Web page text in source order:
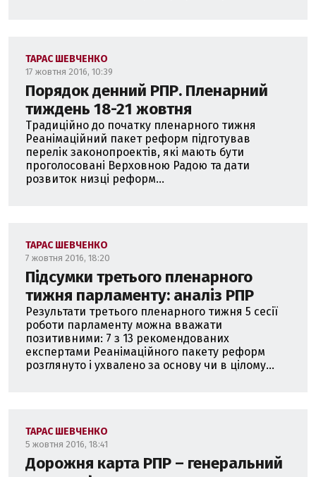
ТАРАС ШЕВЧЕНКО
17 жовтня 2016, 10:39
Порядок денний РПР. Пленарний
тиждень 18-21 жовтня
Традиційно до початку пленарного тижня
Реанімаційний пакет реформ підготував
перелік законопроектів, які мають бути
проголосовані Верховною Радою та дати
розвиток низці реформ...
ТАРАС ШЕВЧЕНКО
7 жовтня 2016, 18:20
Підсумки третього пленарного
тижня парламенту: аналіз РПР
Результати третього пленарного тижня 5 сесії
роботи парламенту можна вважати
позитивними: 7 з 13 рекомендованих
експертами Реанімаційного пакету реформ
розглянуто і ухвалено за основу чи в цілому...
ТАРАС ШЕВЧЕНКО
5 жовтня 2016, 18:41
Дорожня карта РПР – генеральний